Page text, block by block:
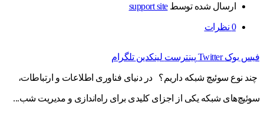
ارسال شده توسطsupport site
0 نظرات
فیس بوک Twitter پینترست لینکدین تلگرام
چند نوع سوئیچ شبکه داریم؟ در دنیای فناوری اطلاعات و ارتباطات،
سوئیچ‌های شبکه یکی از اجزای کلیدی برای راه‌اندازی و مدیریت شب...